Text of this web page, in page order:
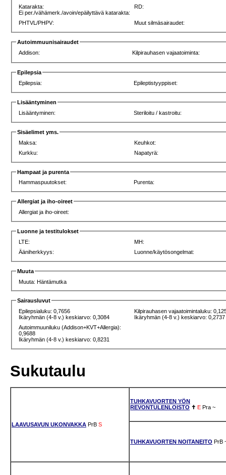
Katarakta:
Ei per./vähämerk./avoin/epäilyttävä katarakta:
RD:
PHTVL/PHPV: Muut silmäsairaudet:
Autoimmuunisairaudet
Addison:
Kilpirauhasen vajaatoiminta:
Epilepsia
Epilepsia:
Epileptistyyppiset:
Lisääntyminen
Lisääntyminen:
Steriloitu / kastroitu:
Sisäelimet yms.
Maksa:
Keuhkot:
Kurkku:
Napatyrä:
Hampaat ja purenta
Hammaspuutokset:
Purenta:
Allergiat ja iho-oireet
Allergiat ja iho-oireet:
Luonne ja testitulokset
LTE:
MH:
Ääniherkkyys:
Luonne/käytösongelmat:
Muuta
Muuta: Häntämutka
Sairausluvut
Epilepsialuku: 0,7656
Ikäryhmän (4-8 v.) keskiarvo: 0,3084
Kilpirauhasen vajaatoimintaluku:
Ikäryhmän (4-8 v.) keskiarvo: 0,2737
Autoimmuuniluku (Addison+KVT+Allergia):
0,9688
Ikäryhmän (4-8 v.) keskiarvo: 0,8231
Sukutaulu
LAAVUSAVUN UKONVAKKA PrB S
TUHKAVUORTEN YÖN
REVONTULENLOISTO ✝ E Pra ~
TUHKAVUORTEN NOITANEITO PrB